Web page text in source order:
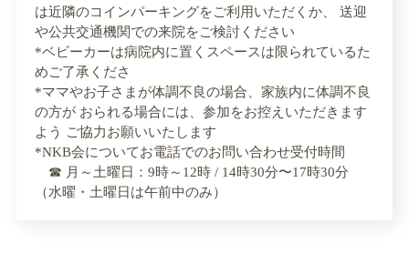
は近隣のコインパーキングをご利用いただくか、 送迎
や公共交通機関での来院をご検討ください
*ベビーカーは病院内に置くスペースは限られているた
めご了承くださ
*ママやお子さまが体調不良の場合、家族内に体調不良
の方が おられる場合には、参加をお控えいただきます
よう ご協力お願いいたします
*NKB会についてお電話でのお問い合わせ受付時間
☎︎ 月～土曜日：9時～12時 / 14時30分〜17時30分
（水曜・土曜日は午前中のみ）